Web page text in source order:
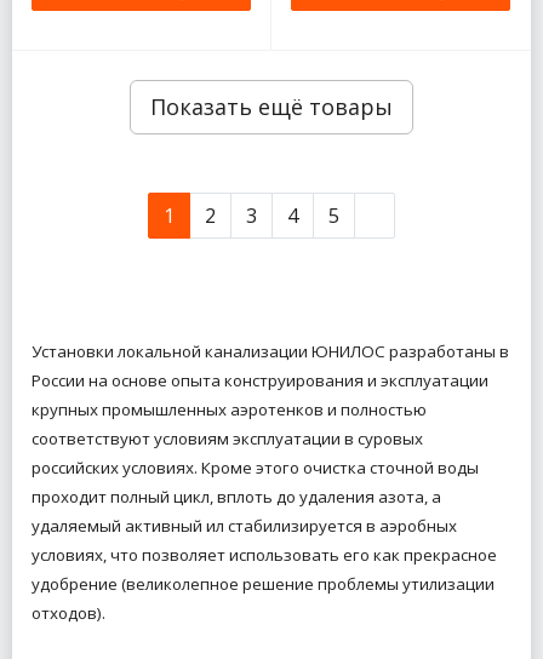
Показать ещё товары
1 2 3 4 5
Установки локальной канализации ЮНИЛОС разработаны в
России на основе опыта конструирования и эксплуатации
крупных промышленных аэротенков и полностью
соответствуют условиям эксплуатации в суровых
российских условиях. Кроме этого очистка сточной воды
проходит полный цикл, вплоть до удаления азота, а
удаляемый активный ил стабилизируется в аэробных
условиях, что позволяет использовать его как прекрасное
удобрение (великолепное решение проблемы утилизации
отходов).